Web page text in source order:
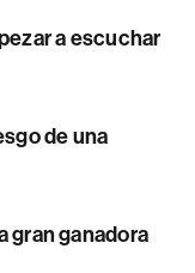
a escuchar
de una
gran ganadora